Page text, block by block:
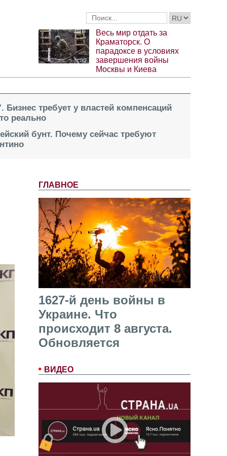
Весь мир отдать за
Краматорск. О
парадоксе в условиях
завершения войны
Москвы и Киева
Бизнес требует у властей компенсаций
реально
бунт. Почему сейчас требуют
ГЛАВНОЕ
1627-й день войны в
Украине. Что
происходит 8 августа.
Обновляется
ВИДЕО